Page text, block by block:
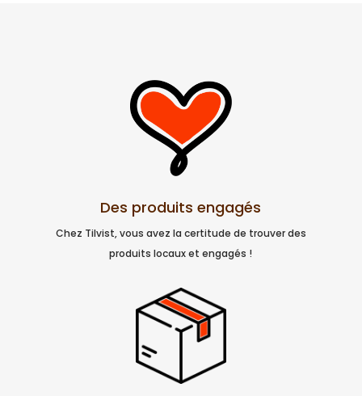
Des produits engagés
Chez Tilvist, vous avez la certitude de trouver des
produits locaux et engagés !